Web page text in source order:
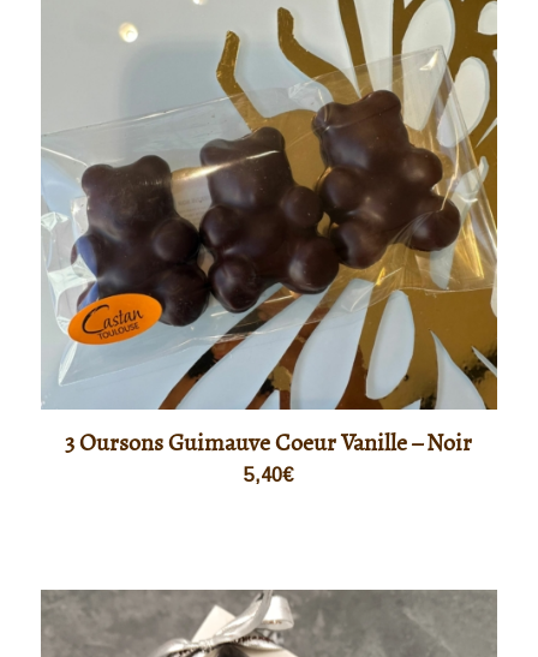
3 Oursons Guimauve Coeur Vanille – Noir
5,40€